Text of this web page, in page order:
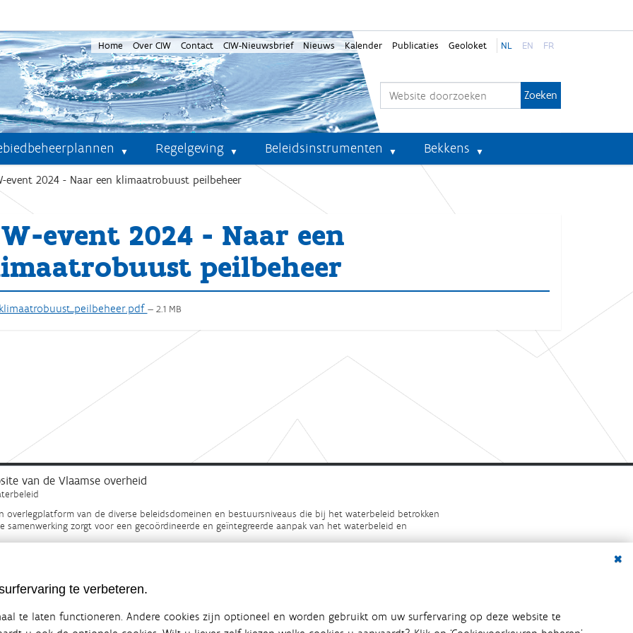
Home Over CIW Contact CIW-Nieuwsbrief Nieuws Kalender Publicaties Geoloket NL EN FR
Regelgeving Beleidsinstrumenten Bekkens
event 2024 - Naar een klimaatrobuust peilbeheer
event 2024 - Naar een
peilbeheer
— 2.1 MB
te verbeteren.
te laten functioneren. Andere cookies zijn optioneel en worden gebruikt om uw surfervaring op deze website te
van de Vlaamse overheid
overlegplatform van de diverse beleidsdomeinen en bestuursniveaus die bij het waterbeleid betrokken
zorgt voor een gecoördineerde en geïntegreerde aanpak van het waterbeleid en